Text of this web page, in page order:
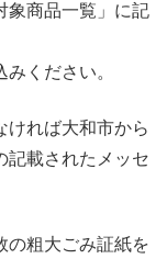
象商品一覧」に記
ください。
ければ大和市から
記載されたメッセ
の粗大ごみ証紙を